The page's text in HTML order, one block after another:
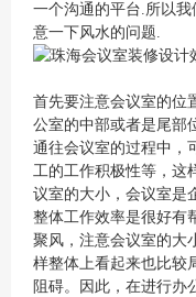
一个沟通的平台.所以
意一下风水的问题.
首先要注意会议室的位
公室的中部或者是尾部
通往会议室的过程中，
工的工作积极性等，这
议室的大小，会议室是
整体工作效率是很好有
聚风，注意会议室的大
样整体上看起来也比较
阻碍。因此，在进行办